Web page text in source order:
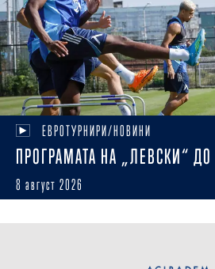
ЕВРОТУРНИРИ/НОВИНИ
ПРОГРАМАТА НА „ЛЕВСКИ“ ДО
8 август 2026